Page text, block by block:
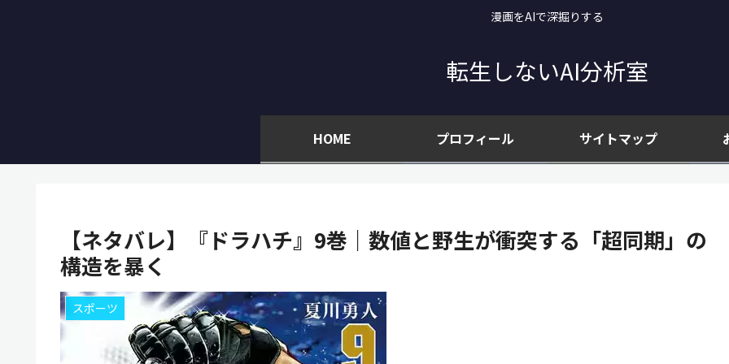
漫画をAIで深掘りする
転生しないAI分析室
HOME プロフィール サイトマップ
【ネタバレ】『ドラハチ』9巻｜数値と野生が衝突する「超同期」の
構造を暴く
スポーツ